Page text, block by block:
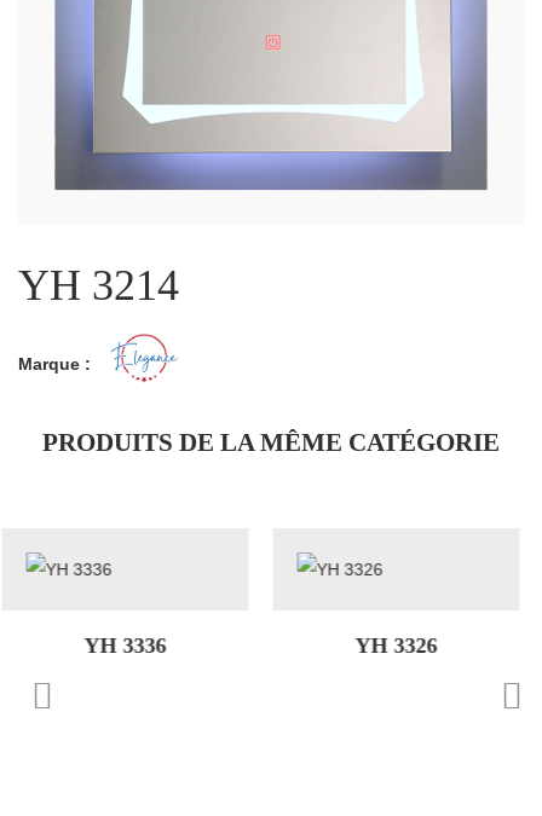
YH 3214
Marque :
PRODUITS DE LA MÊME CATÉGORIE